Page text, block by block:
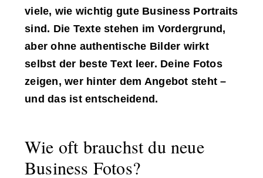
viele, wie wichtig gute Business Portraits
sind. Die Texte stehen im Vordergrund,
aber ohne authentische Bilder wirkt
selbst der beste Text leer. Deine Fotos
zeigen, wer hinter dem Angebot steht –
und das ist entscheidend.
Wie oft brauchst du neue
Business Fotos?